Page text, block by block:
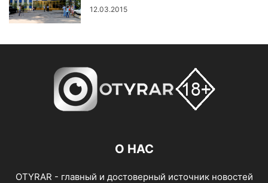
12.03.2015
О НАС
OTYRAR - главный и достоверный источник новостей